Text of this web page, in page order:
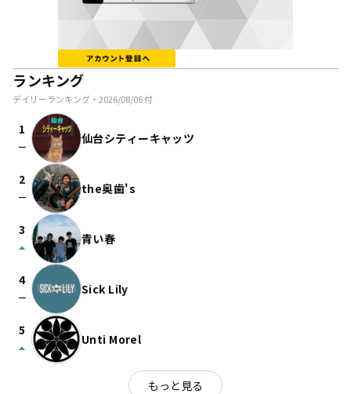
ランキング
デイリーランキング・ 2026/08/06付
1
check_indeterminate_small 仙台シティーキャッツ
2
check_indeterminate_small the奥歯's
3
arrow_drop_up 青い春
4
check_indeterminate_small Sick Lily
5
arrow_drop_up Unti Morel
もっと見る